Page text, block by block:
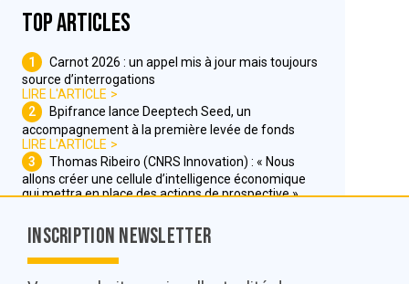
Top articles
1
Carnot 2026 : un appel mis à jour mais toujours
source d’interrogations
LIRE L'ARTICLE
2
Bpifrance lance Deeptech Seed, un
accompagnement à la première levée de fonds
LIRE L'ARTICLE
3
Thomas Ribeiro (CNRS Innovation) : « Nous
allons créer une cellule d’intelligence économique
qui mettra en place des actions de prospective »
Inscription Newsletter